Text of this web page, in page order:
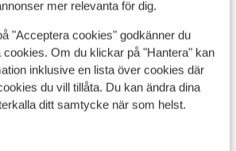
mer relevanta för dig.
"Acceptera cookies" godkänner du
cookies. Om du klickar på "Hantera" kan
inklusive en lista över cookies där
du vill tillåta. Du kan ändra dina
ditt samtycke när som helst.
ca 300 m (sandstrand)
ca 800 m
ca 45 km